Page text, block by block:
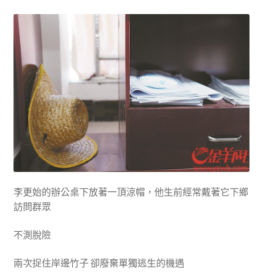
李更始的辦公桌下放著一頂涼帽，他生前經常戴著它下鄉
訪問群眾
不測脫險
兩次捉住岸邊竹子 卻廢棄單獨逃生的機遇